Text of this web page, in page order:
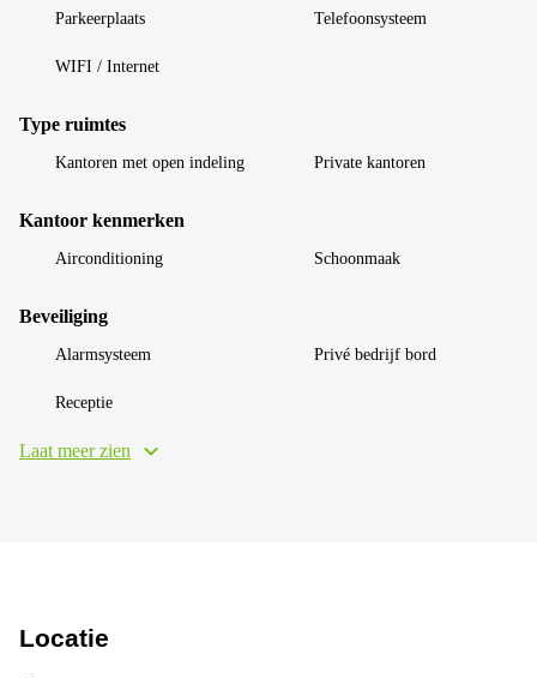
Parkeerplaats Telefoonsysteem
WIFI / Internet
Type ruimtes
Kantoren met open indeling Private kantoren
Kantoor kenmerken
Airconditioning Schoonmaak
Beveiliging
Alarmsysteem Privé bedrijf bord
Receptie
Laat meer zien
Locatie